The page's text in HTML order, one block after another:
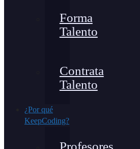
Forma
Talento
Contrata
Talento
¿Por qué
KeepCoding?
Profesores